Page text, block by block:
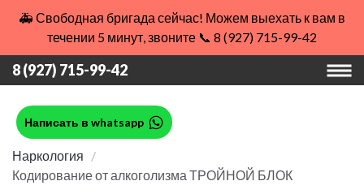
🚑 Свободная бригада сейчас! Можем выехать к вам в
течении 5 минут, звоните 📞 8 (927) 715-99-42
8 (927) 715-99-42
Написать в whatsapp
Наркология
Кодирование от алкоголизма ТРОЙНОЙ БЛОК